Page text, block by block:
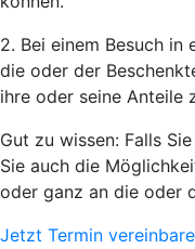
2. Bei einem Besuch in
die oder der
ihre oder seine Anteile
Gut zu wissen: Falls
Sie auch die
oder ganz an die oder
Jetzt Termin